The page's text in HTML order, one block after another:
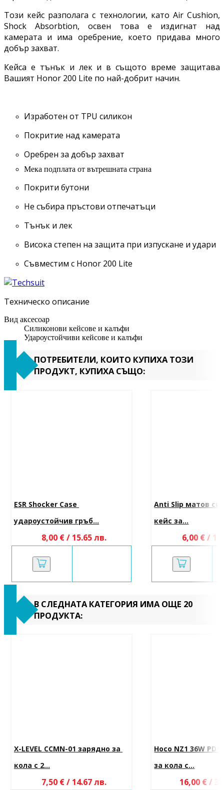
Този кейс разполага с технологии, като Air Cushion,
Shock Absorbtion, освен това е издигнат над
камерата и има оребрение, което придава много
добър захват.
Кейса е тънък и лек и в същото време защитава
Вашият Honor 200 Lite по най-добрит начин.
Изработен от TPU силикон
Покритие над камерата
Оребрен за добър захват
Мека подплата от вътрешната страна
Покрити бутони
Не събира пръстови отпечатъци
Тънък и лек
Висока степен на защита при изпускане и удари
Съвместим с Honor 200 Lite
Техническо описание
Вид аксесоар
Силиконови кейсове и калъфи
Удароустойчиви кейсове и калъфи
ПОТРЕБИТЕЛИ, КОИТО КУПИХА ТОЗИ
ПРОДУКТ, КУПИХА СЪЩО:
ESR Shocker Case
удароустойчив гръб...
8,00 € / 15.65 лв.
Anti Slip матов
кейс за...
6,00 € /
В СЛЕДНАТА КАТЕГОРИЯ ИМА ОЩЕ 20
ПРОДУКТА:
X-LEVEL CCMN-01 зарядно за
кола с 2...
7,50 € / 14.67 лв.
Hoco NZ1 36W
за кола с...
16,00 € /